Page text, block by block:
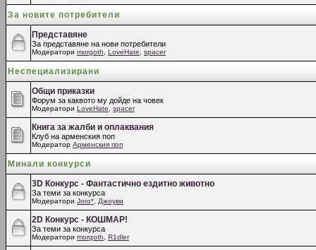
За новите потребители
Представяне
За представяне на нови потребители
Модератори morgoth LoveHate spacer
Неспециализирани
Общи приказки
Форум за каквото му дойде на човек
Модератори LoveHate spacer
Книга за жалби и оплаквания
Клуб на арменския поп
Модератор Арменския поп
Минали конкурси
3D Конкурс - Фантастично ездитно животно
За теми за конкурса
Модератори Joro* Джоуви
2D Конкурс - КОШМАР!
За теми за конкурса
Модератори morgoth R1dler